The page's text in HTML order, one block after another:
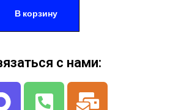
В корзину
с нами: